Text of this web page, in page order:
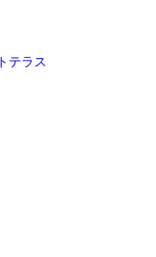
テラス